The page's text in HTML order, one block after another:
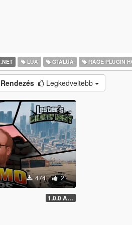
.NET LUA GTALUA RAGE PLUGIN
Rendezés Legkedveltebb
474 21
1.0.0 Alpha